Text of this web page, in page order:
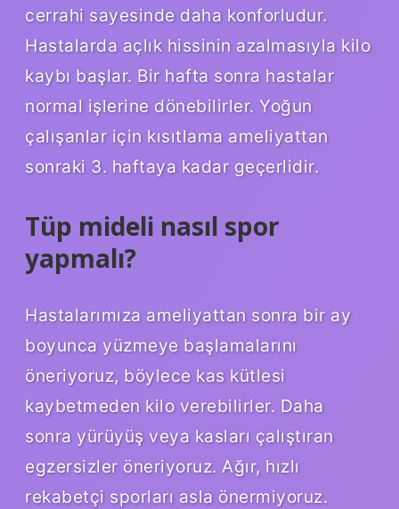
cerrahi sayesinde daha konforludur.
Hastalarda açlık hissinin azalmasıyla kilo
kaybı başlar. Bir hafta sonra hastalar
normal işlerine dönebilirler. Yoğun
çalışanlar için kısıtlama ameliyattan
sonraki 3. haftaya kadar geçerlidir.
Tüp mideli nasıl spor
yapmalı?
Hastalarımıza ameliyattan sonra bir ay
boyunca yüzmeye başlamalarını
öneriyoruz, böylece kas kütlesi
kaybetmeden kilo verebilirler. Daha
sonra yürüyüş veya kasları çalıştıran
egzersizler öneriyoruz. Ağır, hızlı
rekabetçi sporları asla önermiyoruz.